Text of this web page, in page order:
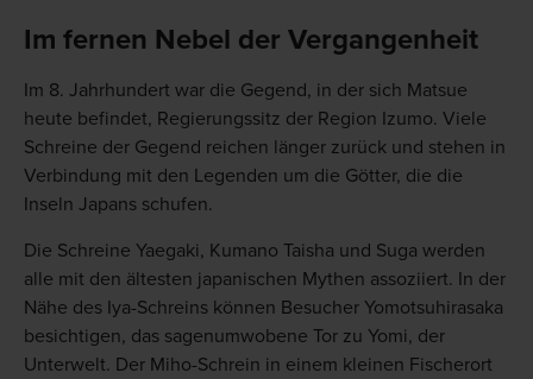
Im fernen Nebel der Vergangenheit
Im 8. Jahrhundert war die Gegend, in der sich Matsue
heute befindet, Regierungssitz der Region Izumo. Viele
Schreine der Gegend reichen länger zurück und stehen in
Verbindung mit den Legenden um die Götter, die die
Inseln Japans schufen.
Die Schreine Yaegaki, Kumano Taisha und Suga werden
alle mit den ältesten japanischen Mythen assoziiert. In der
Nähe des Iya-Schreins können Besucher Yomotsuhirasaka
besichtigen, das sagenumwobene Tor zu Yomi, der
Unterwelt. Der Miho-Schrein in einem kleinen Fischerort